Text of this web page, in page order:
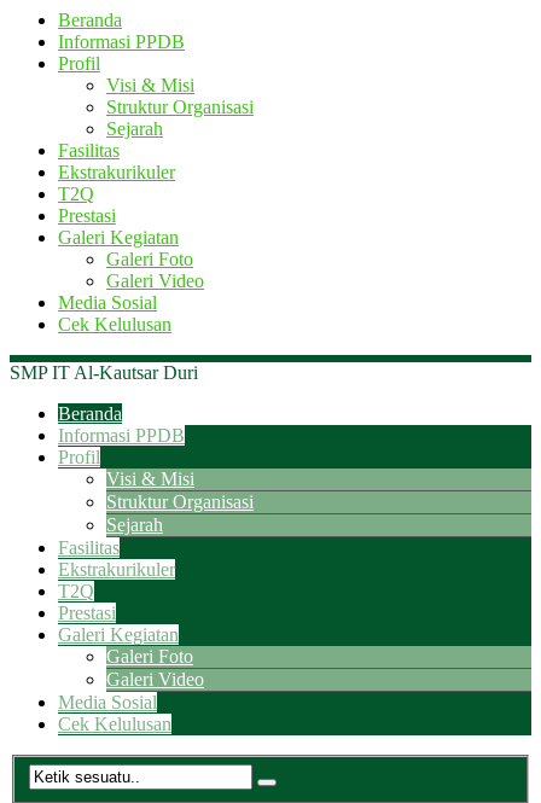
Beranda
Informasi PPDB
Profil
Visi & Misi
Struktur Organisasi
Sejarah
Fasilitas
Ekstrakurikuler
T2Q
Prestasi
Galeri Kegiatan
Galeri Foto
Galeri Video
Media Sosial
Cek Kelulusan
SMP IT Al-Kautsar Duri
Beranda
Informasi PPDB
Profil
Visi & Misi
Struktur Organisasi
Sejarah
Fasilitas
Ekstrakurikuler
T2Q
Prestasi
Galeri Kegiatan
Galeri Foto
Galeri Video
Media Sosial
Cek Kelulusan